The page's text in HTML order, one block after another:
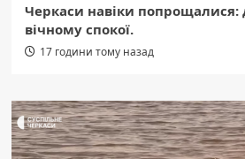
Черкаси навіки попрощалися:
вічному спокої.
17 години тому назад